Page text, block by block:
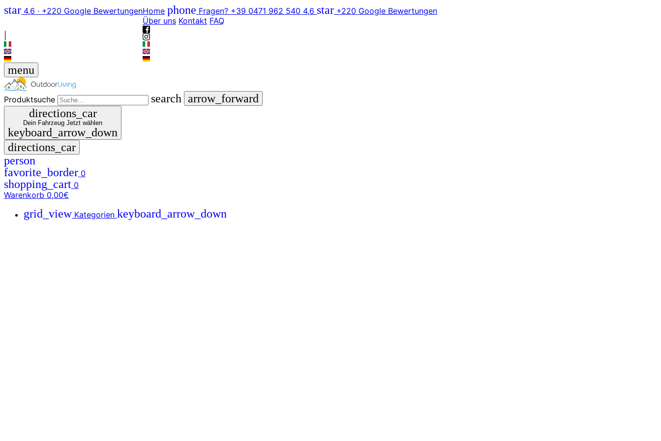
star 4,6 · +220 Google BewertungenHome phone Fragen? +39 0471 962 540 4,6 star +220 Google Bewertungen
Über uns Kontakt FAQ
menu
Produktsuche search arrow_forward
directions_car
Dein Fahrzeug Jetzt wählen
keyboard_arrow_down
directions_car
person
favorite_border 0
shopping_cart 0
Warenkorb 0,00€
grid_viewKategorien keyboard_arrow_down